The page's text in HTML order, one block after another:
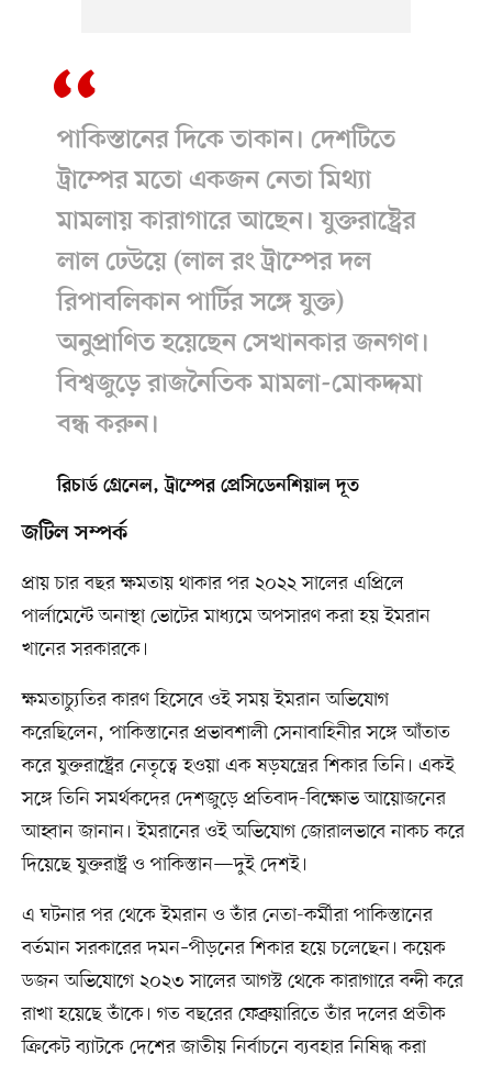
পাকিস্তানের দিকে তাকান। দেশটিতে
ট্রাম্পের মতো একজন নেতা মিথ্যা
মামলায় কারাগারে আছেন। যুক্তরাষ্ট্রের
লাল ঢেউয়ে (লাল রং ট্রাম্পের দল
রিপাবলিকান পার্টির সঙ্গে যুক্ত)
অনুপ্রাণিত হয়েছেন সেখানকার জনগণ।
বিশ্বজুড়ে রাজনৈতিক মামলা-মোকদ্দমা
বন্ধ করুন।
রিচার্ড গ্রেনেল, ট্রাম্পের প্রেসিডেনশিয়াল দূত
জটিল সম্পর্ক
প্রায় চার বছর ক্ষমতায় থাকার পর ২০২২ সালের এপ্রিলে
পার্লামেন্টে অনাস্থা ভোটের মাধ্যমে অপসারণ করা হয় ইমরান
খানের সরকারকে।
ক্ষমতাচ্যুতির কারণ হিসেবে ওই সময় ইমরান অভিযোগ
করেছিলেন, পাকিস্তানের প্রভাবশালী সেনাবাহিনীর সঙ্গে আঁতাত
করে যুক্তরাষ্ট্রের নেতৃত্বে হওয়া এক ষড়যন্ত্রের শিকার তিনি। একই
সঙ্গে তিনি সমর্থকদের দেশজুড়ে প্রতিবাদ-বিক্ষোভ আয়োজনের
আহ্বান জানান। ইমরানের ওই অভিযোগ জোরালভাবে নাকচ করে
দিয়েছে যুক্তরাষ্ট্র ও পাকিস্তান—দুই দেশই।
এ ঘটনার পর থেকে ইমরান ও তাঁর নেতা-কর্মীরা পাকিস্তানের
বর্তমান সরকারের দমন–পীড়নের শিকার হয়ে চলেছেন। কয়েক
ডজন অভিযোগে ২০২৩ সালের আগস্ট থেকে কারাগারে বন্দী করে
রাখা হয়েছে তাঁকে। গত বছরের ফেব্রুয়ারিতে তাঁর দলের প্রতীক
ক্রিকেট ব্যাটকে দেশের জাতীয় নির্বাচনে ব্যবহার নিষিদ্ধ করা